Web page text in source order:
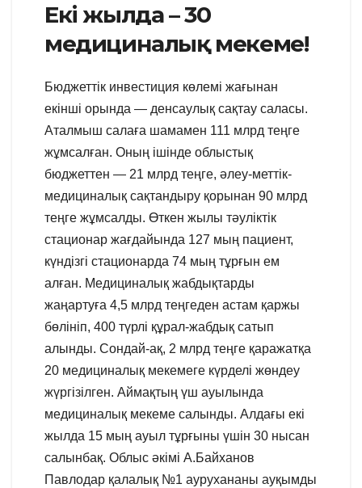
Екі жылда – 30
медициналық мекеме!
Бюджеттік инвестиция көлемі жағынан
екінші орында — денсаулық сақтау саласы.
Аталмыш салаға шамамен 111 млрд теңге
жұмсалған. Оның ішінде облыстық
бюджеттен — 21 млрд теңге, әлеу-меттік-
медициналық сақтандыру қорынан 90 млрд
теңге жұмсалды. Өткен жылы тәуліктік
стационар жағдайында 127 мың пациент,
күндізгі стационарда 74 мың тұрғын ем
алған. Медициналық жабдықтарды
жаңартуға 4,5 млрд теңгеден астам қаржы
бөлініп, 400 түрлі құрал-жабдық сатып
алынды. Сондай-ақ, 2 млрд теңге қаражатқа
20 медициналық мекемеге күрделі жөндеу
жүргізілген. Аймақтың үш ауылында
медициналық мекеме салынды. Алдағы екі
жылда 15 мың ауыл тұрғыны үшін 30 нысан
салынбақ. Облыс әкімі А.Байханов
Павлодар қалалық №1 аурухананы ауқымды